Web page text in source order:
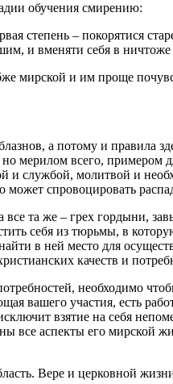
обучения смирению:
степень – покорятися
и вменяти себя в
мирской и им проще
а потому и правила
мерилом всего, примером
молитвой и
спровоцировать
та же – грех гордыни,
себя из тюрьмы, в
в ней место для
качеств и
необходимо
вашего участия, есть
взятие на себя
все аспекты его мирской
Вере и церковной